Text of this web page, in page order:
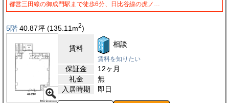
都営三田線の御成門駅まで徒歩6分、日比谷線の虎ノ…
5階 40.87坪 (135.11 m2)
賃料 相談
賃料を知りたい
保証金
12ヶ月
礼金
無
入居時期
即日